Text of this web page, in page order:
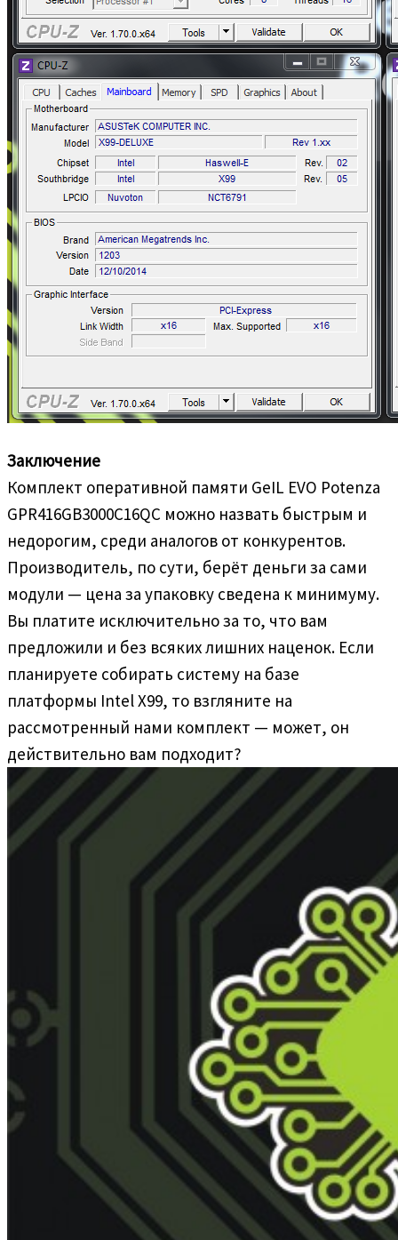
Заключение
Комплект оперативной памяти GeIL EVO Potenza
GPR416GB3000C16QC можно назвать быстрым и
недорогим, среди аналогов от конкурентов.
Производитель, по сути, берёт деньги за сами
модули — цена за упаковку сведена к минимуму.
Вы платите исключительно за то, что вам
предложили и без всяких лишних наценок. Если
планируете собирать систему на базе
платформы Intel X99, то взгляните на
рассмотренный нами комплект — может, он
действительно вам подходит?